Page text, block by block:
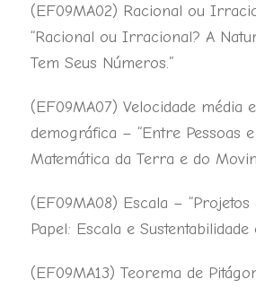
(EF09MA02) Racional ou
“Racional ou Irracional? A
Tem Seus Números.”
(EF09MA07) Velocidade média
demográfica – “Entre Pessoas
Matemática da Terra e do
(EF09MA08) Escala –
Papel: Escala e
(EF09MA13) Teorema de